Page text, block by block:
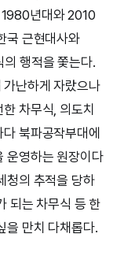
년대와 2010
국 근현대사와
행적을 쫓는다.
난하게 자랐으나
차무식, 의도치
북파공작부대에
운영하는 원장이다
청의 추적을 당하
되는 차무식 등 한
을 만치 다채롭다.